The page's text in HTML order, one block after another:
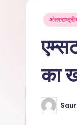
खेल,
व्यापार
विश्व
Posted
का
Posted
by